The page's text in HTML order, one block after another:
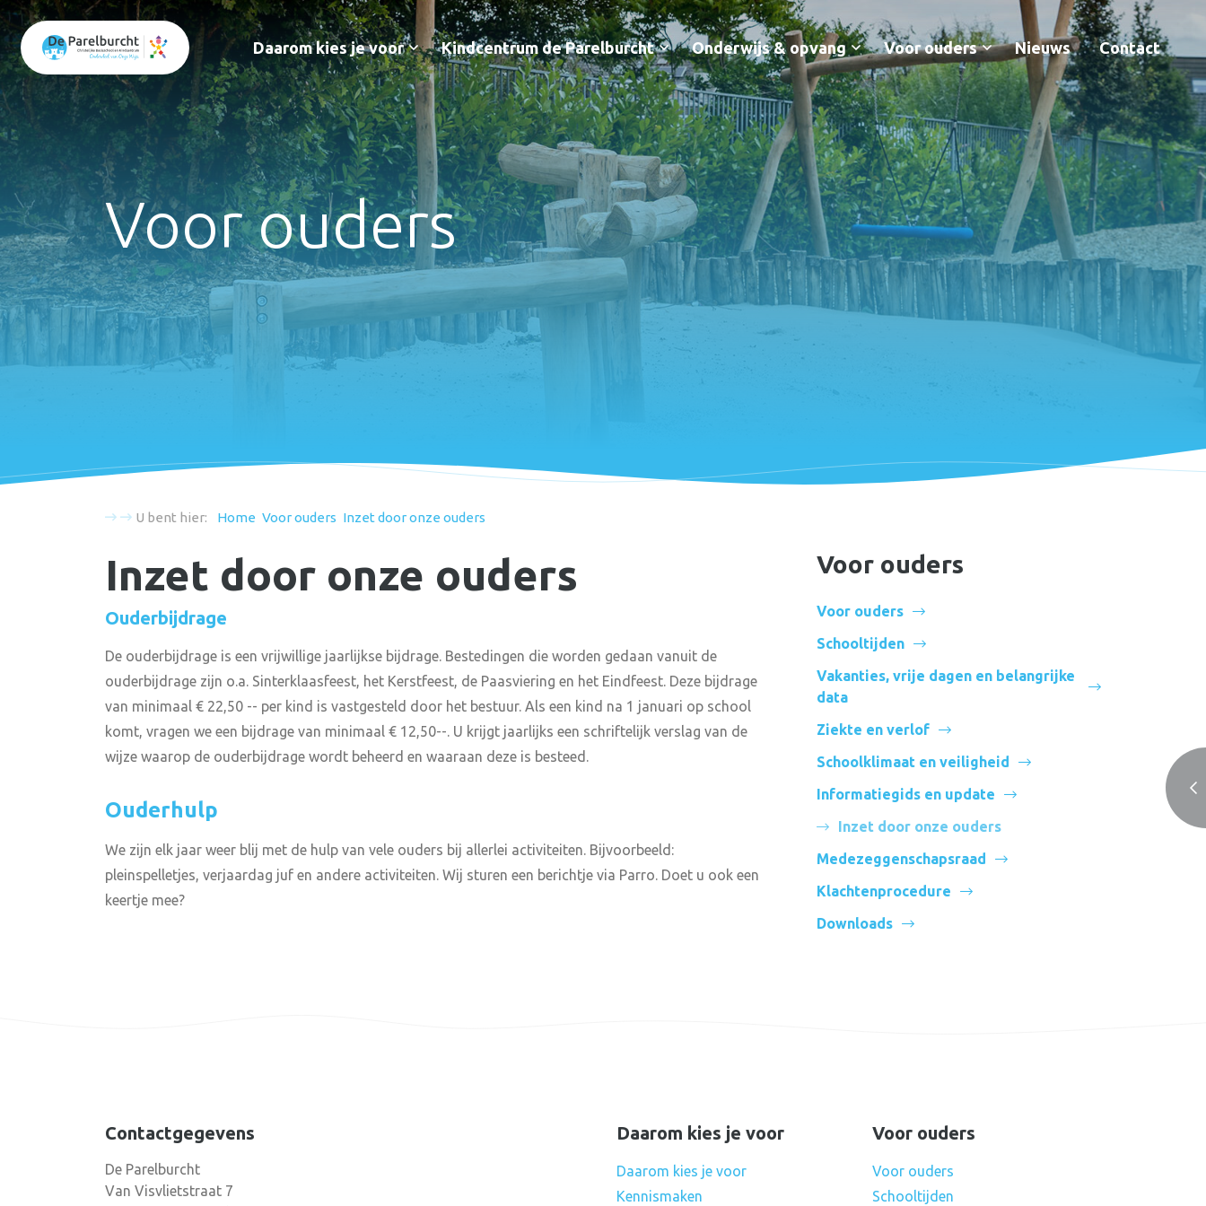
Daarom kies je voor Kindcentrum de Parelburcht Onderwijs & opvang Voor ouders Nieuws Contact
Voor ouders
U bent hier: Home Voor ouders Inzet door onze ouders
Inzet door onze ouders
Ouderbijdrage
De ouderbijdrage is een vrijwillige jaarlijkse bijdrage. Bestedingen die worden gedaan vanuit de
ouderbijdrage zijn o.a. Sinterklaasfeest, het Kerstfeest, de Paasviering en het Eindfeest. Deze bijdrage
van minimaal € 22,50 -- per kind is vastgesteld door het bestuur. Als een kind na 1 januari op school
komt, vragen we een bijdrage van minimaal € 12,50--. U krijgt jaarlijks een schriftelijk verslag van de
wijze waarop de ouderbijdrage wordt beheerd en waaraan deze is besteed.
Ouderhulp
We zijn elk jaar weer blij met de hulp van vele ouders bij allerlei activiteiten. Bijvoorbeeld:
pleinspelletjes, verjaardag juf en andere activiteiten. Wij sturen een berichtje via Parro. Doet u ook een
keertje mee?
Voor ouders
Voor ouders
Schooltijden
Vakanties, vrije dagen en belangrijke
data
Ziekte en verlof
Schoolklimaat en veiligheid
Informatiegids en update
Inzet door onze ouders
Medezeggenschapsraad
Klachtenprocedure
Downloads
Contactgegevens
De Parelburcht
Van Visvlietstraat 7
Daarom kies je voor
Daarom kies je voor
Kennismaken
Voor ouders
Voor ouders
Schooltijden